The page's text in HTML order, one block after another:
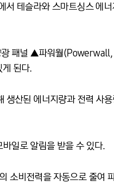
서 테슬라와 스마트싱스 에너
광 패널 ▲파워월
된다.
생산된 에너지량과 전력 사용
일로 알림을 받을 수 있다.
소비전력을 자동으로 줄여